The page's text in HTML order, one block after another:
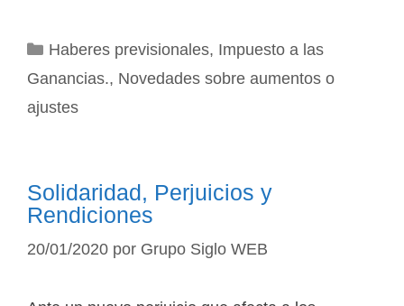
Categorías
Haberes previsionales, Impuesto a las
Ganancias., Novedades sobre aumentos o
ajustes
Solidaridad, Perjuicios y
Rendiciones
20/01/2020 por Grupo Siglo WEB